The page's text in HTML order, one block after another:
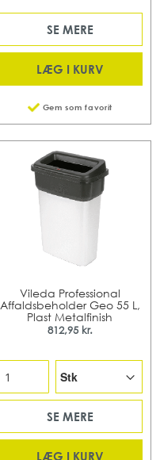
SE MERE
LÆG I KURV
Gem som favorit
Vileda Professional
Affaldsbeholder Geo 55 L,
Plast Metalfinish
812,95 kr.
SE MERE
LÆG I KURV